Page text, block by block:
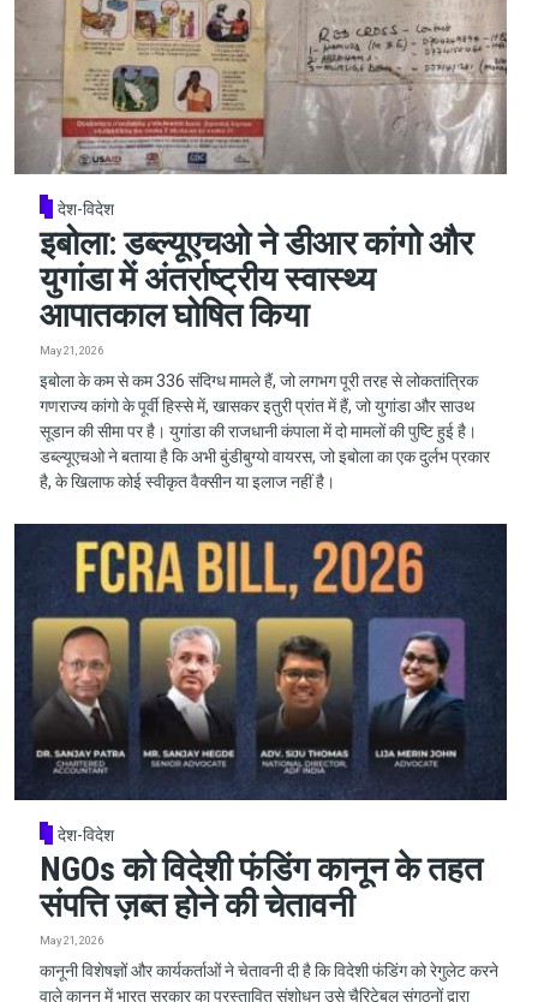
देश-विदेश
इबोला: डब्ल्यूएचओ ने डीआर कांगो और
युगांडा में अंतर्राष्ट्रीय स्वास्थ्य
आपातकाल घोषित किया
May 21, 2026
इबोला के कम से कम 336 संदिग्ध मामले हैं, जो लगभग पूरी तरह से लोकतांत्रिक
गणराज्य कांगो के पूर्वी हिस्से में, खासकर इतुरी प्रांत में हैं, जो युगांडा और साउथ
सूडान की सीमा पर है। युगांडा की राजधानी कंपाला में दो मामलों की पुष्टि हुई है।
डब्ल्यूएचओ ने बताया है कि अभी बुंडीबुग्यो वायरस, जो इबोला का एक दुर्लभ प्रकार
है, के खिलाफ कोई स्वीकृत वैक्सीन या इलाज नहीं है।
देश-विदेश
NGOs को विदेशी फंडिंग कानून के तहत
संपत्ति ज़ब्त होने की चेतावनी
May 21, 2026
कानूनी विशेषज्ञों और कार्यकर्ताओं ने चेतावनी दी है कि विदेशी फंडिंग को रेगुलेट करने
वाले कानून में भारत सरकार का प्रस्तावित संशोधन उसे चैरिटेबल संगठनों द्वारा